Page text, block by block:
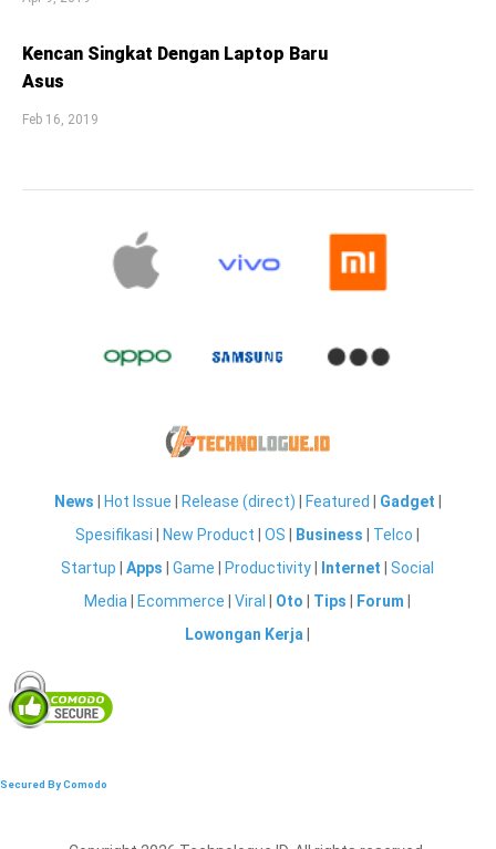
Kencan Singkat Dengan Laptop Baru
Asus
Feb 16, 2019
News Hot Issue Release (direct) Featured Gadget
Spesifikasi
New Product |OS Business Telco
Startup |Apps |Game Productivity Internet |Social
Media
Ecommerce |Viral Oto Tips Forum
Lowongan Kerja
Secured By Comodo